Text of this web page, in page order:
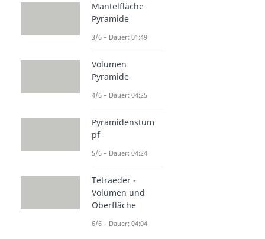
Mantelfläche
Pyramide
3/6 – Dauer: 01:49
Volumen
Pyramide
4/6 – Dauer: 04:25
Pyramidenstum
pf
5/6 – Dauer: 04:24
Tetraeder -
Volumen und
Oberfläche
6/6 – Dauer: 04:04